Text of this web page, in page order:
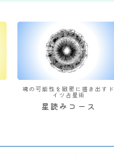
魂の可能性を緻密に描き出すド
イツ占星術
星読みコース